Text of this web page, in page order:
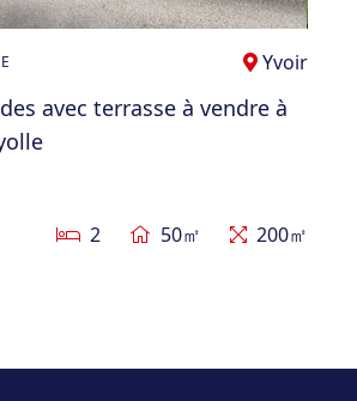
Yvoir
avec terrasse à vendre à
2 50㎡ 200㎡